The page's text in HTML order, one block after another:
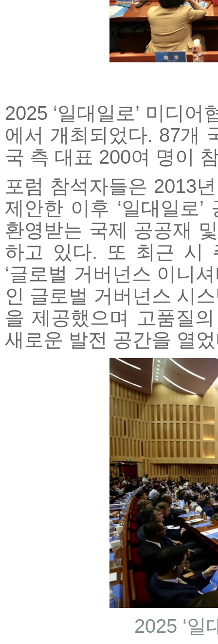
2025 ‘일대일로’ 미디
에서 개최되었다. 87개
국 측 대표 200여 명이
포럼 참석자들은 2013
제안한 이후 ‘일대일로
환영받는 국제 공공재
하고 있다. 또 최근 시
‘글로벌 거버넌스 이니
인 글로벌 거버넌스 시
을 제공했으며 고품질
새로운 발전 공간을 열
2025 ‘일